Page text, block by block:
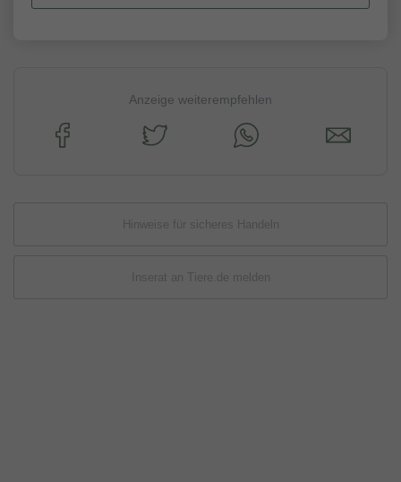
Anzeige weiterempfehlen
Hinweise für sicheres Handeln
Inserat an Tiere.de melden